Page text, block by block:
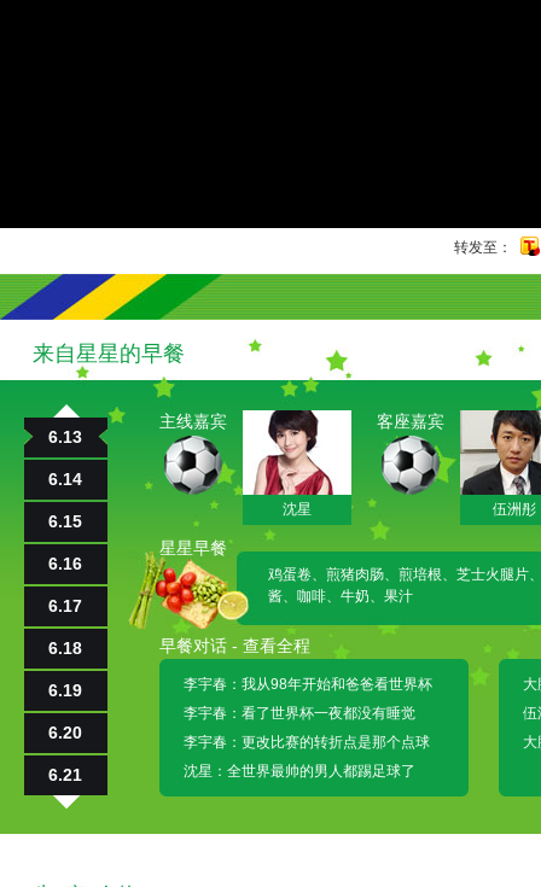
转发至：
来自星星的早餐
6.13
6.14
6.15
6.16
6.17
6.18
6.19
6.20
6.21
主线嘉宾
沈星
客座嘉宾
伍洲彤
星星早餐
鸡蛋卷、煎猪肉肠、煎培根、芝士火腿片
酱、咖啡、牛奶、果汁
早餐对话 - 查看全程
李宇春：我从98年开始和爸爸看世界杯
李宇春：看了世界杯一夜都没有睡觉
李宇春：更改比赛的转折点是那个点球
沈星：全世界最帅的男人都踢足球了
伍